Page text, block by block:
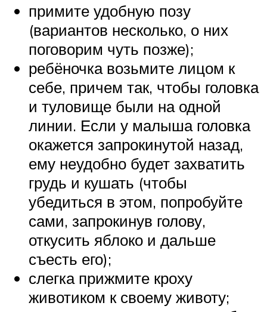
примите удобную позу
(вариантов несколько, о них
поговорим чуть позже);
ребёночка возьмите лицом к
себе, причем так, чтобы головка
и туловище были на одной
линии. Если у малыша головка
окажется запрокинутой назад,
ему неудобно будет захватить
грудь и кушать (чтобы
убедиться в этом, попробуйте
сами, запрокинув голову,
откусить яблоко и дальше
съесть его);
слегка прижмите кроху
животиком к своему животу;